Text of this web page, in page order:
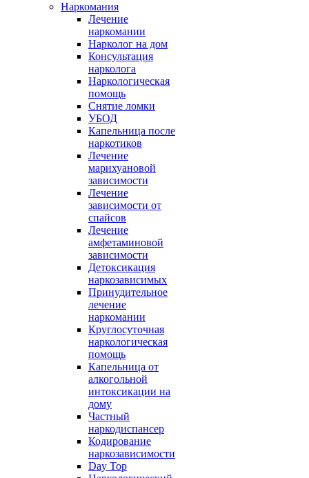
Наркомания
Лечение
наркомании
Нарколог на дом
Консультация
нарколога
Наркологическая
помощь
Снятие ломки
УБОД
Капельница после
наркотиков
Лечение
марихуановой
зависимости
Лечение
зависимости от
спайсов
Лечение
амфетаминовой
зависимости
Детоксикация
наркозависимых
Принудительное
лечение
наркомании
Круглосуточная
наркологическая
помощь
Капельница от
алкогольной
интоксикации на
дому
Частный
наркодиспансер
Кодирование
наркозависимости
Day Top